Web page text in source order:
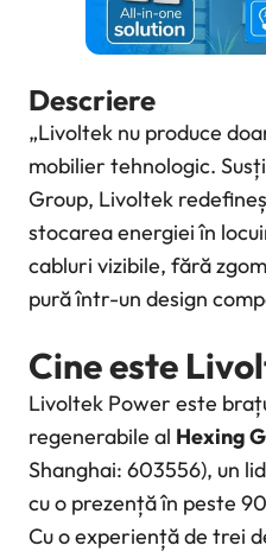
Descriere
„Livoltek nu produce
mobilier tehnologic.
Group, Livoltek
stocarea energiei în
cabluri vizibile, fără
pură într-un design
Cine este
Livoltek Power este
regenerabile al Hexing
Shanghai: 603556), un
cu o prezență în peste
Cu o experiență de trei